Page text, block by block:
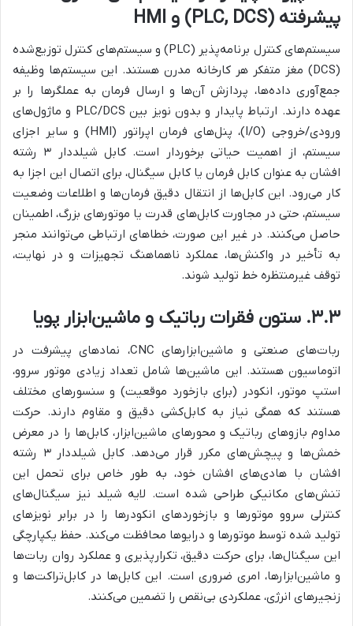
پیشرفته (PLC, DCS) و HMI
سیستم‌های کنترل برنامه‌پذیر (PLC) و سیستم‌های کنترل توزیع‌شده
(DCS) مغز متفکر هر کارخانه مدرن هستند. این سیستم‌ها وظیفه
جمع‌آوری داده‌ها، پردازش آن‌ها و ارسال فرمان به عملگرها را بر
عهده دارند. ارتباط پایدار و بدون نویز بین PLC/DCS و ماژول‌های
ورودی/خروجی (I/O)، پنل‌های فرمان اپراتور (HMI) و سایر اجزای
سیستم، از اهمیت حیاتی برخوردار است. کابل شیلددار ۳ رشته
افشان به عنوان کابل فرمان یا کابل سیگنال، برای اتصال این اجزا به
کار می‌رود. این کابل‌ها از انتقال دقیق فرمان‌ها و اطلاعات وضعیت
سیستم، حتی در مجاورت کابل‌های قدرت یا موتورهای بزرگ، اطمینان
حاصل می‌کنند. در غیر این صورت، خطاهای ارتباطی می‌توانند منجر
به تأخیر در واکنش‌ها، عملکرد ناهماهنگ تجهیزات و در نهایت،
توقف غیرمنتظره خط تولید شوند.
۳.۳. ستون فقرات رباتیک و ماشین‌ابزار پویا
ربات‌های صنعتی و ماشین‌ابزارهای CNC، نمادهای پیشرفت در
اتوماسیون هستند. این ماشین‌ها شامل تعداد زیادی موتور سروو،
استپ موتور، انکودر (برای بازخورد موقعیت) و سنسورهای مختلف
هستند که همگی نیاز به کابل‌کشی دقیق و مقاوم دارند. حرکت
مداوم بازوهای رباتیک و محورهای ماشین‌ابزار، کابل‌ها را در معرض
خمش‌ها و پیچش‌های مکرر قرار می‌دهد. کابل شیلددار ۳ رشته
افشان با هادی‌های افشان خود، به طور خاص برای تحمل این
تنش‌های مکانیکی طراحی شده است. لایه شیلد نیز سیگنال‌های
کنترلی سروو موتورها و بازخوردهای انکودرها را در برابر نویزهای
تولید شده توسط موتورها و درایوها محافظت می‌کند. حفظ یکپارچگی
این سیگنال‌ها، برای حرکت دقیق، تکرارپذیری و عملکرد روان ربات‌ها
و ماشین‌ابزارها، امری ضروری است. این کابل‌ها در کابل‌تراکت‌ها و
زنجیرهای انرژی، عملکردی بی‌نقص را تضمین می‌کنند.